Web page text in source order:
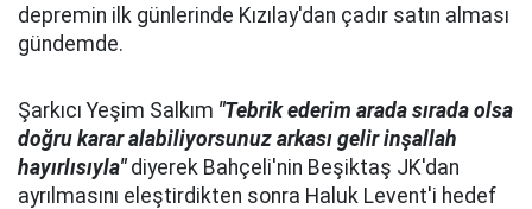
depremin ilk günlerinde Kızılay'dan çadır satın alması
gündemde.
Şarkıcı Yeşim Salkım "Tebrik ederim arada sırada olsa
doğru karar alabiliyorsunuz arkası gelir inşallah
hayırlısıyla"diyerek Bahçeli'nin Beşiktaş JK'dan
ayrılmasını eleştirdikten sonra Haluk Levent'i hedef